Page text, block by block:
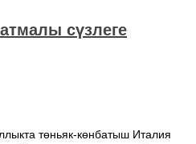
сүзлеге
төньяк-көнбатыш Италия